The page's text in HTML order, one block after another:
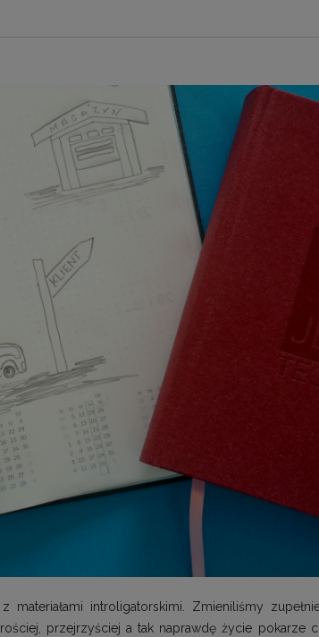
introligatorskimi. Zmieniliśmy
przejrzyściej a tak naprawdę życie pokarze